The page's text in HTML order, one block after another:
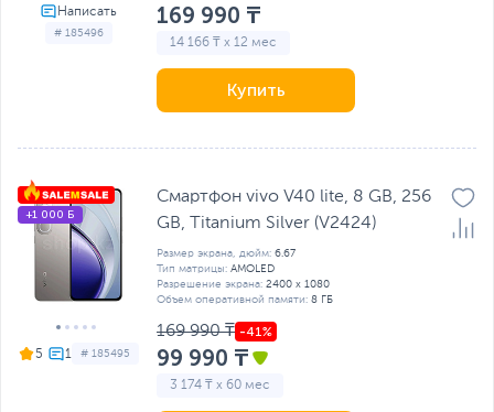
# 185496
169 990 ₸
14 166 ₸ x 12 мес
Купить
5 # 185495
+1 000 Б
Смартфон vivo V40 lite, 8 GB, 256
GB, Titanium Silver (V2424)
Размер экрана, дюйм: 6.67
Тип матрицы: AMOLED
Разрешение экрана: 2400 x 1080
Объем оперативной памяти: 8 ГБ
169 990 ₸
99 990 ₸
3 174 ₸ x 60 мес